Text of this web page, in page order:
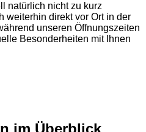
natürlich nicht zu kurz
weiterhin direkt vor Ort in der
unseren Öffnungszeiten
Besonderheiten mit Ihnen